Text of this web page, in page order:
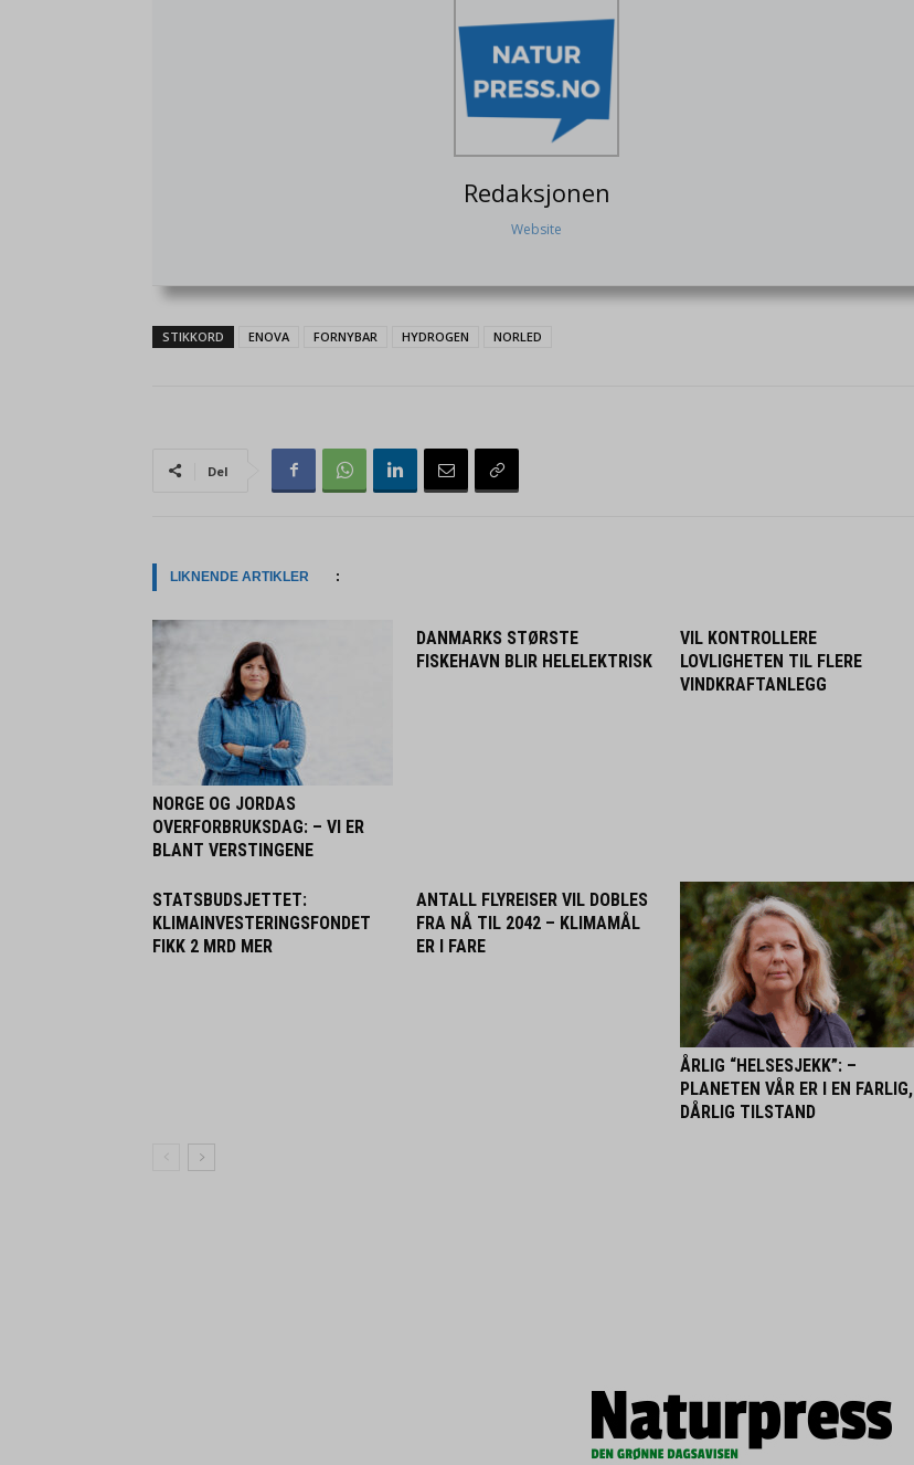
Redaksjonen
Website
STIKKORD ENOVA FORNYBAR HYDROGEN NORLED
Del
LIKNENDE ARTIKLER :
NORGE OG JORDAS
OVERFORBRUKSDAG: – VI ER
BLANT VERSTINGENE
DANMARKS STØRSTE
FISKEHAVN BLIR HELELEKTRISK
VIL KONTROLLERE
LOVLIGHETEN TIL FLERE
VINDKRAFTANLEGG
STATSBUDSJETTET:
KLIMAINVESTERINGSFONDET
FIKK 2 MRD MER
ANTALL FLYREISER VIL DOBLES
FRA NÅ TIL 2042 – KLIMAMÅL
ER I FARE
ÅRLIG “HELSESJEKK”: –
PLANETEN VÅR ER I EN FARLIG,
DÅRLIG TILSTAND